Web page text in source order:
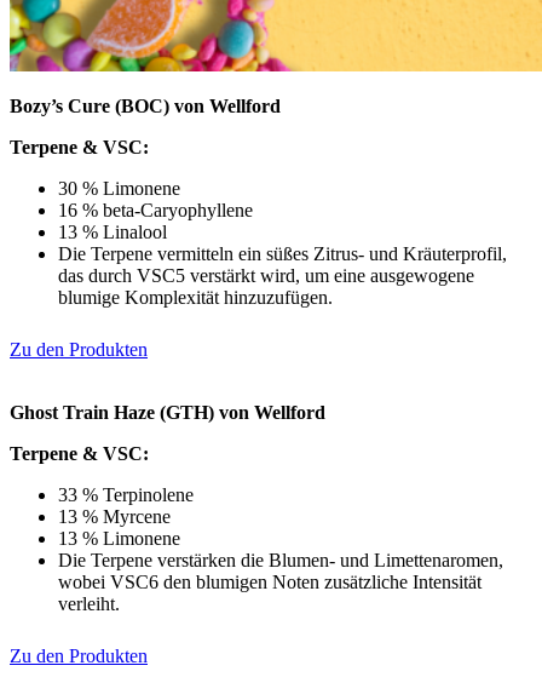
Bozy’s Cure (BOC) von Wellford
Terpene & VSC:
30 % Limonene
16 % beta-Caryophyllene
13 % Linalool
Die Terpene vermitteln ein süßes Zitrus- und Kräuterprofil,
das durch VSC5 verstärkt wird, um eine ausgewogene
blumige Komplexität hinzuzufügen.
Zu den Produkten
Ghost Train Haze (GTH) von Wellford
Terpene & VSC:
33 % Terpinolene
13 % Myrcene
13 % Limonene
Die Terpene verstärken die Blumen- und Limettenaromen,
wobei VSC6 den blumigen Noten zusätzliche Intensität
verleiht.
Zu den Produkten